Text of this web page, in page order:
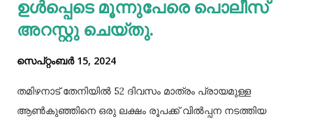
ഉള്‍പ്പെടെ മൂന്നുപേരെ പൊലീസ്
അറസ്റ്റു ചെയ്തു.
സെപ്റ്റംബർ 15, 2024
തമിഴനാട് തേനിയില്‍ 52 ദിവസം മാത്രം പ്രായമുള്ള
ആണ്‍കുഞ്ഞിനെ ഒരു ലക്ഷം രൂപക്ക് വില്‍പ്പന നടത്തിയ